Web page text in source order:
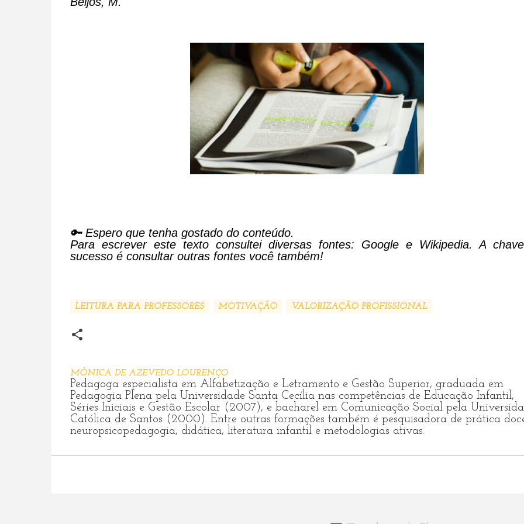
🔑 Espero que tenha gostado do conteúdo.
Para escrever este texto consultei diversas fontes: Google e Wikipedia. A
sucesso é consultar outras fontes você também!
LEITURA PARA PROFESSORES MOTIVAÇÃO VALORIZAÇÃO PROFISSIONAL
MÔNICA DE AZEVEDO LOURENÇO
Pedagoga especialista em Alfabetização e Letramento e Gestão Superior, graduada em
Pedagogia Plena pela Universidade Santa Cecília nas competências de Educação Infantil,
Séries Iniciais e Gestão Escolar (2007), e bacharel em Comunicação Social pela
Católica de Santos (2000). Entre outras formações também é pesquisadora de prática
neuropsicopedagogia, didática, literatura infantil e metodologias ativas.